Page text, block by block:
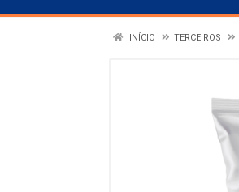
INÍCIO TERCEIROS